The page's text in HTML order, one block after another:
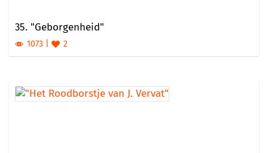
35. "Geborgenheid"
1073 2